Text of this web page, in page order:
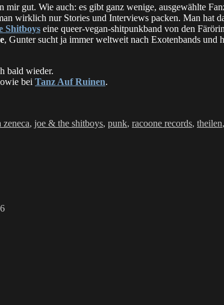
gut. Wie auch: es gibt ganz wenige, ausgewählte
wirklich nur Stories und Interviews packen. Man hat
Shitboys eine queer-vegan-shitpunkband von den
, Gunter sucht ja immer weltweit nach Exotenbands und
bald wieder.
bei Tanz Auf Ruinen.
zeneca, joe & the shitboys, punk, racoone records, theilen,